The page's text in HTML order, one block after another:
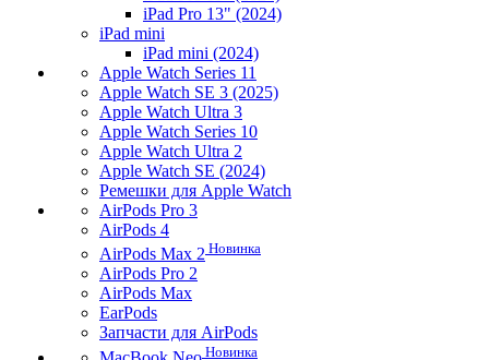
iPad Pro 13" (2024)
iPad mini
iPad mini (2024)
Apple Watch Series 11
Apple Watch SE 3 (2025)
Apple Watch Ultra 3
Apple Watch Series 10
Apple Watch Ultra 2
Apple Watch SE (2024)
Ремешки для Apple Watch
AirPods Pro 3
AirPods 4
AirPods Max 2 Новинка
AirPods Pro 2
AirPods Max
EarPods
Запчасти для AirPods
Новинка